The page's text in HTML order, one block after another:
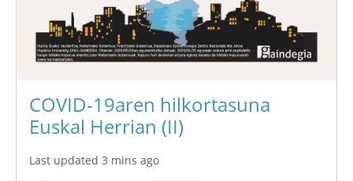
COVID-19aren hilkortasuna
Euskal Herrian (II)
Last updated 3 mins ago